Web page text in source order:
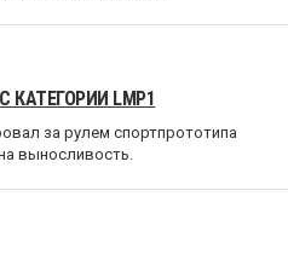
LMP1
за рулем спортпрототипа
выносливость.